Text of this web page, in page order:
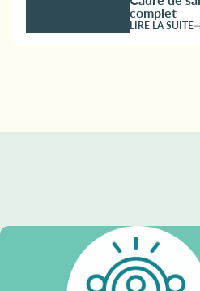
complet
LIRE LA SUITE